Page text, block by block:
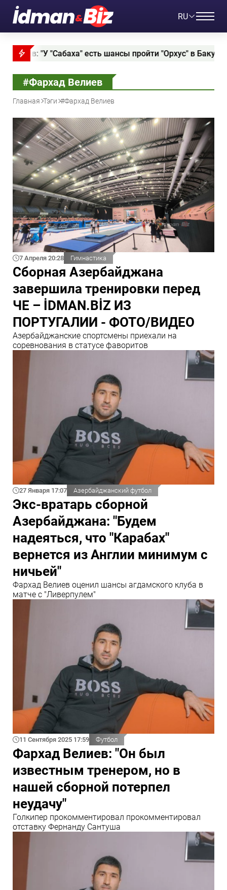
RU
есть шансы пройти "Орхус" в Баку" Славик
#Фархад Велиев
Главная Тэги #Фархад Велиев
7 Апреля 20:28 Гимнастика
Сборная Азербайджана
завершила тренировки перед
ЧЕ – İDMAN.BİZ ИЗ
ПОРТУГАЛИИ - ФОТО/ВИДЕО
Азербайджанские спортсмены приехали на
соревнования в статусе фаворитов
27 Января 17:07 Азербайджанский футбол
Экс-вратарь сборной
Азербайджана: "Будем
надеяться, что "Карабах"
вернется из Англии минимум с
ничьей"
Фархад Велиев оценил шансы агдамского клуба в
матче с "Ливерпулем"
11 Сентября 2025 17:59 Футбол
Фархад Велиев: "Он был
известным тренером, но в
нашей сборной потерпел
неудачу"
Голкипер прокомментировал прокомментировал
отставку Фернанду Сантуша